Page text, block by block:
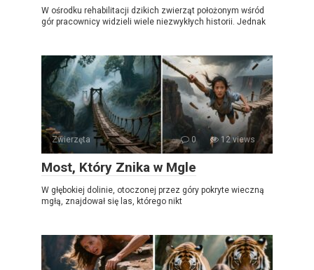
W ośrodku rehabilitacji dzikich zwierząt położonym wśród
gór pracownicy widzieli wiele niezwykłych historii. Jednak
Zwierzęta 0 12 views
Most, Który Znika w Mgle
W głębokiej dolinie, otoczonej przez góry pokryte wieczną
mgłą, znajdował się las, którego nikt